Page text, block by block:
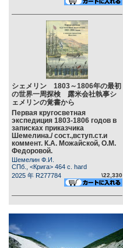
シェメリン 1803～1806年の最初
の世界一周探検 露米会社執事シ
ェメリンの覚書から
Первая кругосветная
экспедиция 1803-1806 годов в
записках приказчика
Шемелина./ сост.,вступ.ст.и
коммент. К.А. Можайской, О.М.
Федоровой.
Шемелин Ф.И.
СПб., <Крига> 464 c. hard
2025 年 R277784
\22,330